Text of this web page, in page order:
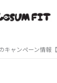
キャンペーン情報